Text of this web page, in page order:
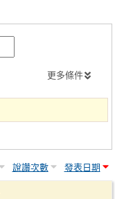
更多條件
說讚次數 發表日期